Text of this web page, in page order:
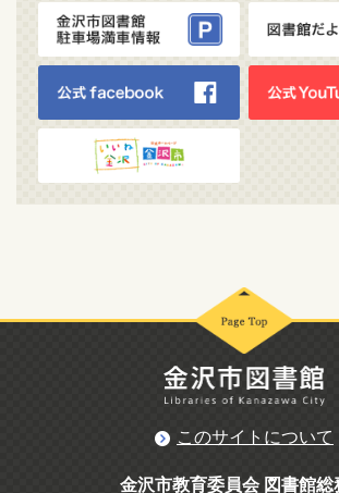
このサイトについて
金沢市教育委員会 図書館総